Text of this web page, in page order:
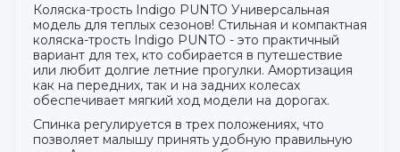
Коляска-трость Indigo PUNTO Универсальная
модель для теплых сезонов! Стильная и компактная
коляска-трость Indigo PUNTO - это практичный
вариант для тех, кто собирается в путешествие
или любит долгие летние прогулки. Амортизация
как на передних, так и на задних колесах
обеспечивает мягкий ход модели на дорогах.
Спинка регулируется в трех положениях, что
позволяет малышу принять удобную правильную